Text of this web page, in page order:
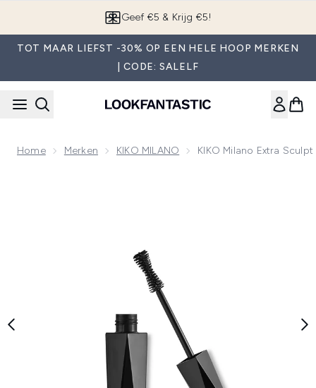
App downloaden
TOT MAAR LIEFST -30% OP EEN HELE HOOP MERKEN
| CODE: SALELF
Home Merken KIKO MILANO KIKO Milano Extra